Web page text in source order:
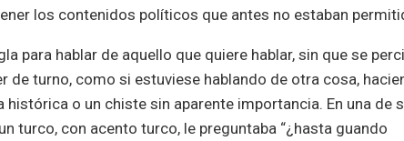
los contenidos políticos que antes no estaban
para hablar de aquello que quiere hablar, sin que se
de turno, como si estuviese hablando de otra cosa,
o un chiste sin aparente importancia. En una de
turco, con acento turco, le preguntaba “¿hasta guando